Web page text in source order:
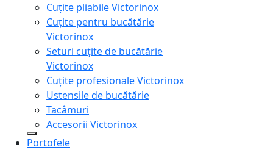
Cuțite pliabile Victorinox
Cuțite pentru bucătărie
Victorinox
Seturi cuțite de bucătărie
Victorinox
Cuțite profesionale Victorinox
Ustensile de bucătărie
Tacâmuri
Accesorii Victorinox
Portofele